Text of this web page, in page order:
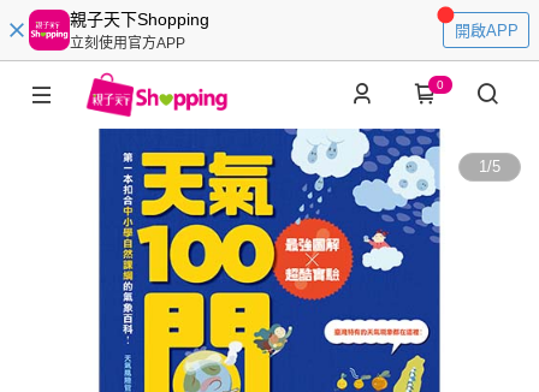
親子天下Shopping
立刻使用官方APP
開啟APP
0
1/5